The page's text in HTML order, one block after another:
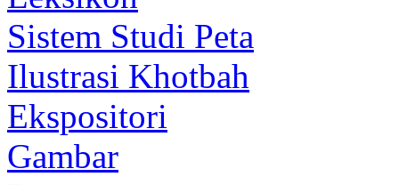
Sistem Studi Peta
Ilustrasi Khotbah
Ekspositori
Gambar